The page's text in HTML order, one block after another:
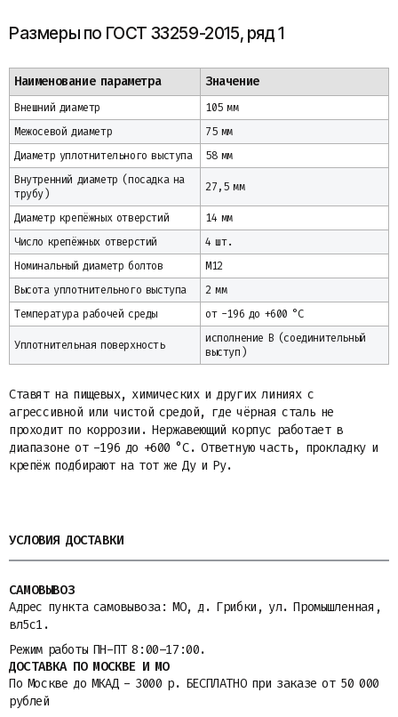
Размеры по ГОСТ 33259-2015, ряд 1
Наименование параметра Значение
Внешний диаметр
105 мм
Межосевой диаметр
75 мм
Диаметр уплотнительного выступа
58 мм
Внутренний диаметр (посадка на
трубу)
27,5 мм
Диаметр крепёжных отверстий
14 мм
Число крепёжных отверстий
4 шт.
Номинальный диаметр болтов
М12
Высота уплотнительного выступа
2 мм
Температура рабочей среды
от -196 до +600 °C
Уплотнительная поверхность
исполнение B (соединительный
выступ)
Ставят на пищевых, химических и других линиях с
агрессивной или чистой средой, где чёрная сталь не
проходит по коррозии. Нержавеющий корпус работает в
диапазоне от -196 до +600 °С. Ответную часть, прокладку и
крепёж подбирают на тот же Ду и Ру.
УСЛОВИЯ ДОСТАВКИ
САМОВЫВОЗ
Адрес пункта самовывоза: МО, д. Грибки, ул. Промышленная,
вл5с1.
Режим работы ПН-ПТ 8:00–17:00.
ДОСТАВКА ПО МОСКВЕ И МО
По Москве до МКАД - 3000 р. БЕСПЛАТНО при заказе от 50 000
рублей